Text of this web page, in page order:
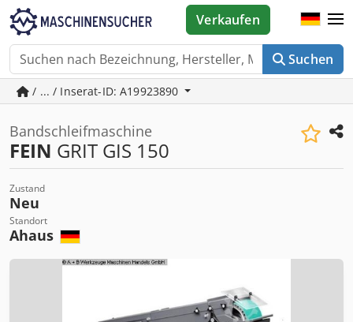
Suchen
Verkaufen
/ ... / Inserat-ID: A19923890
Bandschleifmaschine
FEIN GRIT GIS 150
Zustand
Neu
Standort
Ahaus